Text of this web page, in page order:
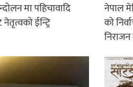
मा पहिचावादि
नेतृत्वको ईन्ट्रि
नेपाल
को